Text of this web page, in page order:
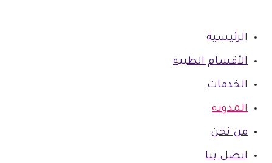
الرئيسية
الأقسام الطبية
الخدمات
المدونة
من نحن
اتصل بنا